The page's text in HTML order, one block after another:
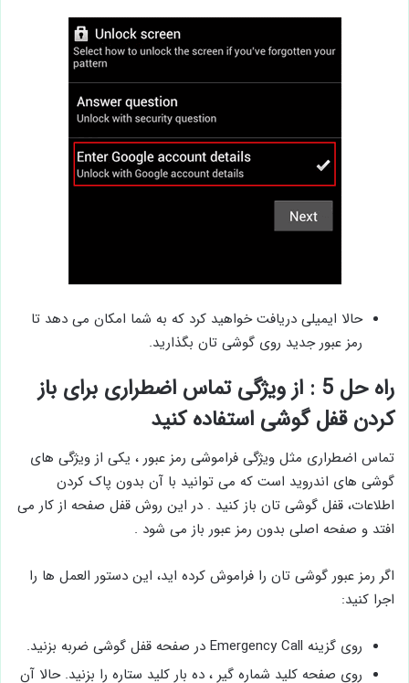
حالا ایمیلی دریافت خواهید کرد که به شما امکان می دهد تا
رمز عبور جدید روی گوشی تان بگذارید.
راه حل 5 : از ویژگی تماس اضطراری برای باز
کردن قفل گوشی استفاده کنید
تماس اضطراری مثل ویژگی فراموشی رمز عبور ، یکی از ویژگی‌ های
گوشی های اندروید است که می ‌توانید با آن بدون پاک کردن
اطلاعات، قفل گوشی تان باز کنید . در این روش قفل صفحه از کار می
افتد و صفحه اصلی بدون رمز عبور باز می شود .
اگر رمز عبور گوشی تان را فراموش کرده اید، این دستور العمل ها را
اجرا کنید:
روی گزینه Emergency Call در صفحه قفل گوشی ضربه بزنید.
روی صفحه کلید شماره گیر ، ده بار کلید ستاره را بزنید. حالا آن